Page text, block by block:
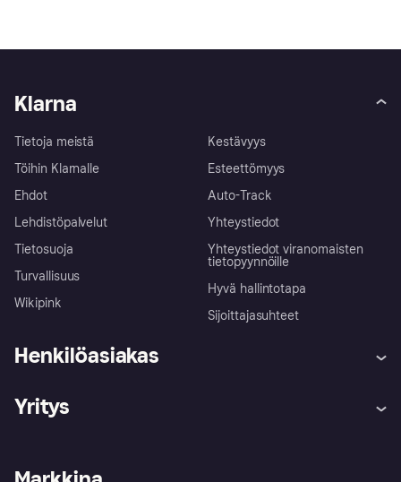
Klarna
Tietoja meistä
Töihin Klarnalle
Ehdot
Lehdistöpalvelut
Tietosuoja
Turvallisuus
Wikipink
Kestävyys
Esteettömyys
Auto-Track
Yhteystiedot
Yhteystiedot viranomaisten
tietopyynnöille
Hyvä hallintotapa
Sijoittajasuhteet
Henkilöasiakas
Ohje
Kirjaudu sisään
Tutustu kauppoihin
Yritys
Kirjaudu sisään yrityksenä